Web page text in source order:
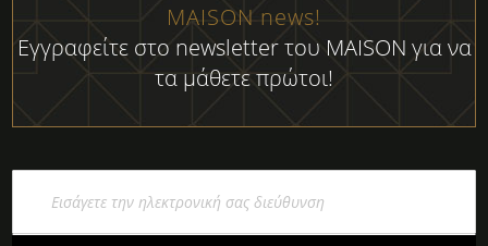
MAISON news!
Εγγραφείτε στο newsletter του MAISON για να
τα μάθετε πρώτοι!